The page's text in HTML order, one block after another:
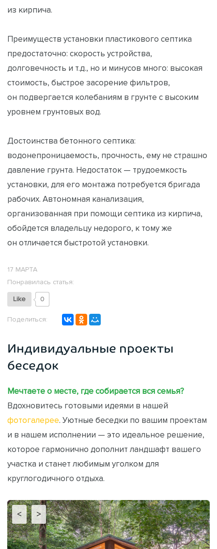
из кирпича.
Преимуществ установки пластикового септика
предостаточно: скорость устройства,
долговечность и т.д., но и минусов много: высокая
стоимость, быстрое засорение фильтров,
он подвергается колебаниям в грунте с высоким
уровнем грунтовых вод.
Достоинства бетонного септика:
водонепроницаемость, прочность, ему не страшно
давление грунта. Недостаток — трудоемкость
установки, для его монтажа потребуется бригада
рабочих. Автономная канализация,
организованная при помощи септика из кирпича,
обойдется владельцу недорого, к тому же
он отличается быстротой установки.
17 МАРТА
Понравилась статья:
Like 0
Поделиться:
Индивидуальные проекты
беседок
Мечтаете о месте, где собирается вся семья?
Вдохновитесь готовыми идеями в нашей
фотогалерее. Уютные беседки по вашим проектам
и в нашем исполнении — это идеальное решение,
которое гармонично дополнит ландшафт вашего
участка и станет любимым уголком для
круглогодичного отдыха.
< >